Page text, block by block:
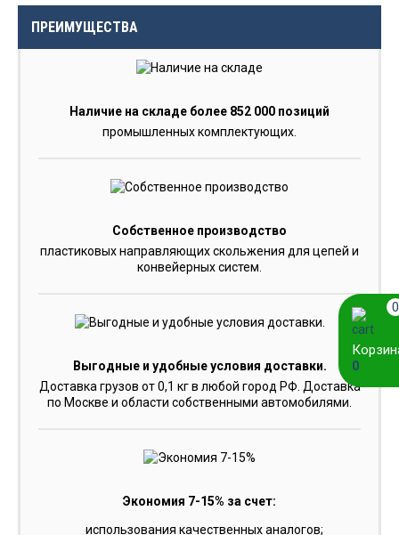
ПРЕИМУЩЕСТВА
Наличие на складе более 852 000 позиций
промышленных комплектующих.
Собственное производство
пластиковых направляющих скольжения для цепей и
конвейерных систем.
Выгодные и удобные условия доставки.
Доставка грузов от 0,1 кг в любой город РФ. Доставка
по Москве и области собственными автомобилями.
Экономия 7-15% за счет:
использования качественных аналогов;
0
0